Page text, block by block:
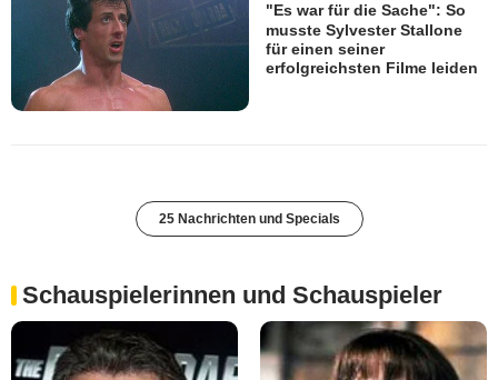
"Es war für die Sache": So
musste Sylvester Stallone
für einen seiner
erfolgreichsten Filme leiden
25 Nachrichten und Specials
Schauspielerinnen und Schauspieler